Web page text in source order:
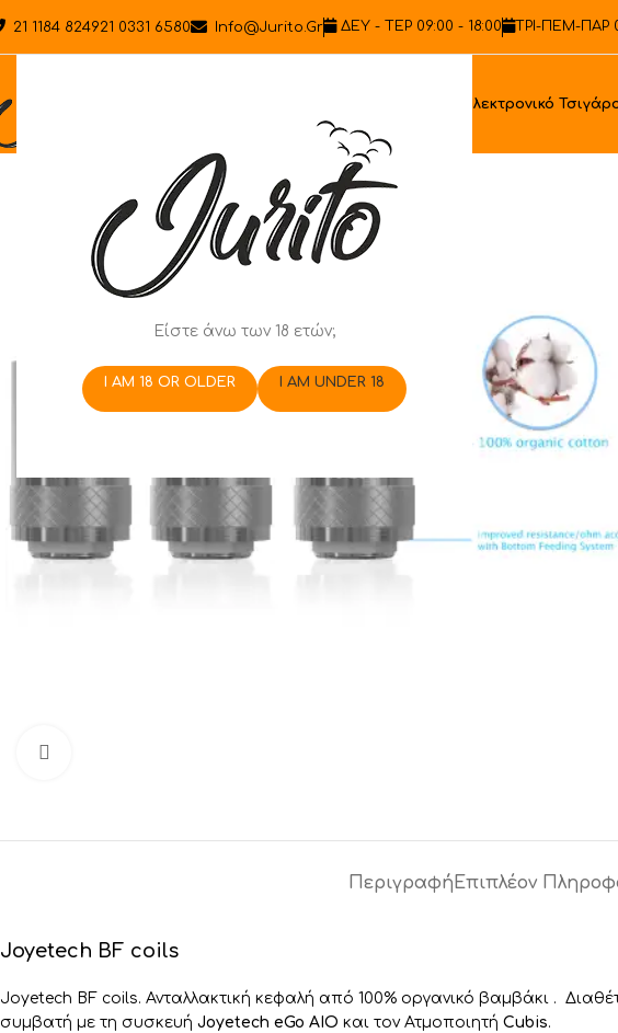
Είστε άνω των 18 ετών;
I AM 18 OR OLDER I AM UNDER 18
21 1184 824921 0331 6580 Info@jurito.gr ΔΕΥ - ΤΕΡ 09:00 - 18:00 ΤΡΙ-ΠΕΜ-ΠΑΡ
Ηλεκτρονικό
Περιγραφή Επιπλέον
Joyetech BF coils
Joyetech BF coils. Ανταλλακτική κεφαλή από 100% οργανικό βαμβάκι .
συμβατή με τη συσκευή Joyetech eGo AIO και τον Ατμοποιητή Cubis.